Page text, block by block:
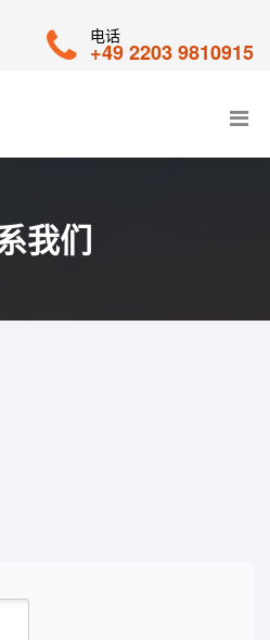
电话
+49 2203 9810915
我们